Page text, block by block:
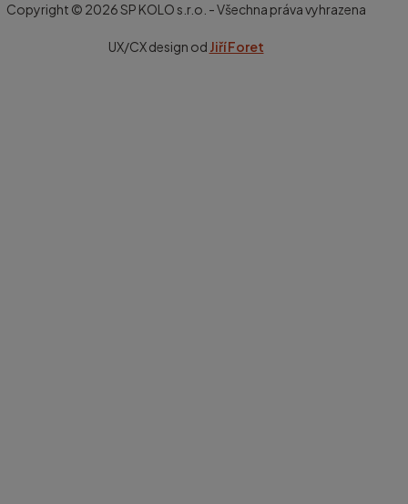
Copyright © 2026 SP KOLO s.r.o. - Všechna práva vyhrazena
UX/CX design od Jiří Foret